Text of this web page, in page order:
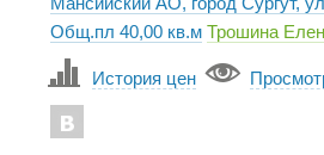
Общ.пл 40,00 кв.м Трошина
История цен